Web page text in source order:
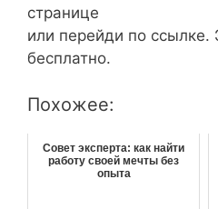
странице
или перейди по ссылке.
бесплатно.
Похожее:
Совет эксперта: как найти
работу своей мечты без
опыта